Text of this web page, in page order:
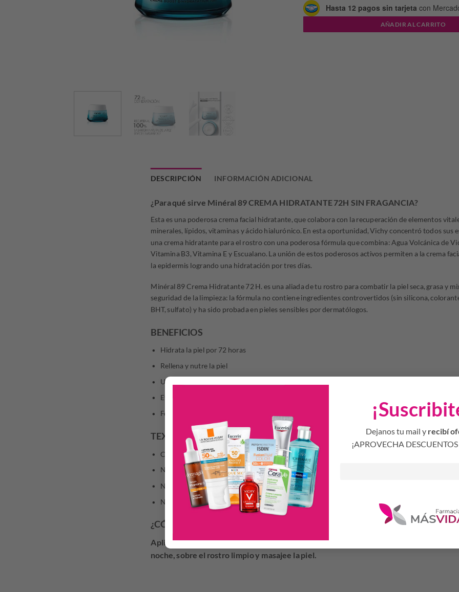
Dejanos tu mail y recibí
¡APROVECHA
original
era:
es:
Hasta 12 pagos sin tarjeta con
AÑADIR AL CARRITO
DESCRIPCIÓN INFORMACIÓN ADICIONAL
¿Para qué sirve Minéral 89 CREMA HIDRATANTE 72H SIN FRAGANCIA?
Esta es una poderosa crema facial hidratante, que colabora con la recuperación de elementos
minerales, lípidos, vitaminas y ácido hialurónico. En esta oportunidad, Vichy concentró todos sus
una crema hidratante para el rostro con una poderosa fórmula que combina: Agua Volcánica de
Vitamina B3, Vitamina E y Escualano. La unión de estos poderosos activos permiten a la crema
la epidermis logrando una hidratación por tres días.
Minéral 89 Crema Hidratante 72 H. es una aliada de tu rostro para combatir la piel seca, grasa y
seguridad de la limpieza: la fórmula no contiene ingredientes controvertidos (sin silicona,
BHT, sulfato) y ha sido probada en pieles sensibles por dermatólogos.
BENEFICIOS
Hidrata la piel por 72 horas
Rellena y nutre la piel
Unifica el tono de la piel
Evita la oxidación celular
Fortalece la barrera de la piel contra los factores del exposoma
TEXTURA
Crema fresca
No pegajoso
No graso
No comedogénico
¿CÓMO UTILIZARLA?
Aplique Minéral 89 Crema Boost Hidratante 72H en el rostro y cuello 2 veces al día,
noche, sobre el rostro limpio y masajee la piel.